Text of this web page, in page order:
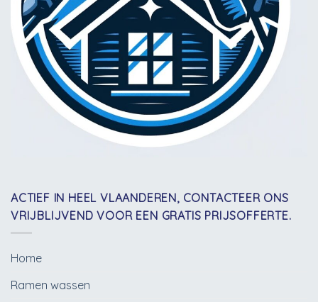
ACTIEF IN HEEL VLAANDEREN, CONTACTEER ONS
VRIJBLIJVEND VOOR EEN GRATIS PRIJSOFFERTE.
Home
Ramen wassen